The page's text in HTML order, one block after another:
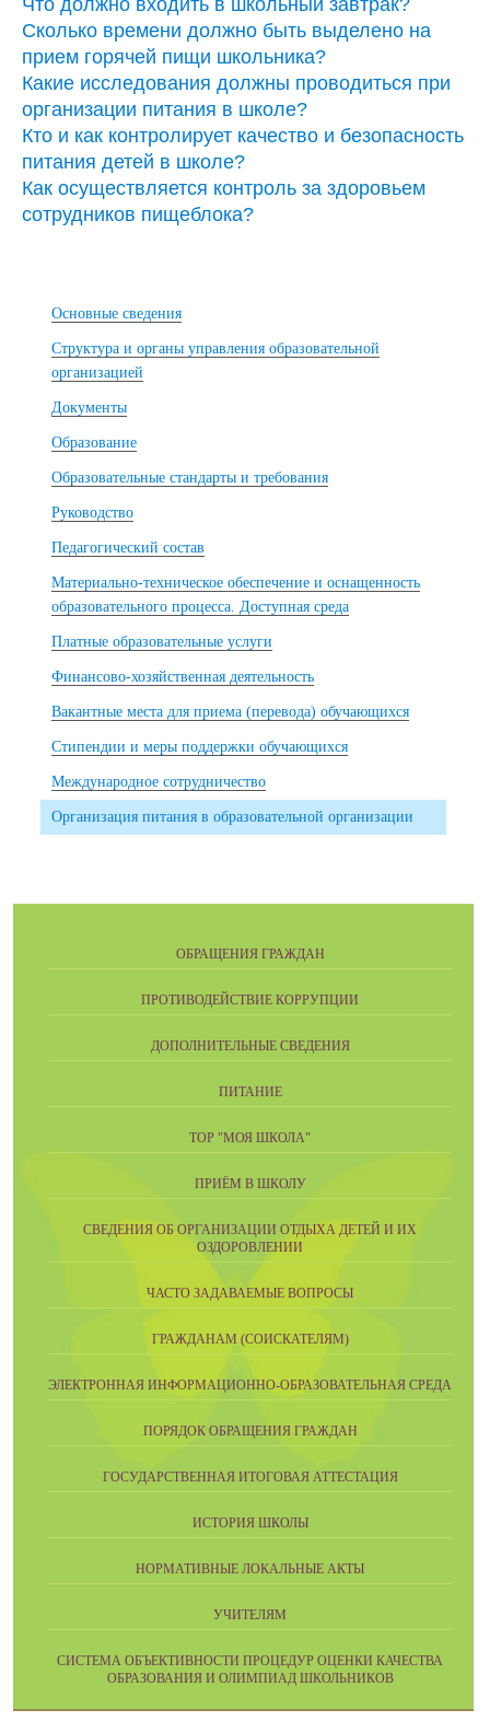
Что должно входить в школьный завтрак?
Сколько времени должно быть выделено на
прием горячей пищи школьника?
Какие исследования должны проводиться при
организации питания в школе?
Кто и как контролирует качество и безопасность
питания детей в школе?
Как осуществляется контроль за здоровьем
сотрудников пищеблока?
Основные сведения
Структура и органы управления образовательной
организацией
Документы
Образование
Образовательные стандарты и требования
Руководство
Педагогический состав
Материально-техническое обеспечение и оснащенность
образовательного процесса. Доступная среда
Платные образовательные услуги
Финансово-хозяйственная деятельность
Вакантные места для приема (перевода) обучающихся
Стипендии и меры поддержки обучающихся
Международное сотрудничество
Организация питания в образовательной организации
ОБРАЩЕНИЯ ГРАЖДАН
ПРОТИВОДЕЙСТВИЕ КОРРУПЦИИ
ДОПОЛНИТЕЛЬНЫЕ СВЕДЕНИЯ
ПИТАНИЕ
ТОР "МОЯ ШКОЛА"
ПРИЁМ В ШКОЛУ
СВЕДЕНИЯ ОБ ОРГАНИЗАЦИИ ОТДЫХА ДЕТЕЙ И ИХ
ОЗДОРОВЛЕНИИ
ЧАСТО ЗАДАВАЕМЫЕ ВОПРОСЫ
ГРАЖДАНАМ (СОИСКАТЕЛЯМ)
ЭЛЕКТРОННАЯ ИНФОРМАЦИОННО-ОБРАЗОВАТЕЛЬНАЯ СРЕДА
ПОРЯДОК ОБРАЩЕНИЯ ГРАЖДАН
ГОСУДАРСТВЕННАЯ ИТОГОВАЯ АТТЕСТАЦИЯ
ИСТОРИЯ ШКОЛЫ
НОРМАТИВНЫЕ ЛОКАЛЬНЫЕ АКТЫ
УЧИТЕЛЯМ
CИСТЕМА ОБЪЕКТИВНОСТИ ПРОЦЕДУР ОЦЕНКИ КАЧЕСТВА
ОБРАЗОВАНИЯ И ОЛИМПИАД ШКОЛЬНИКОВ